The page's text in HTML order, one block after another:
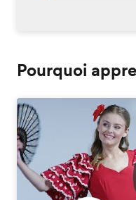
Pourquoi